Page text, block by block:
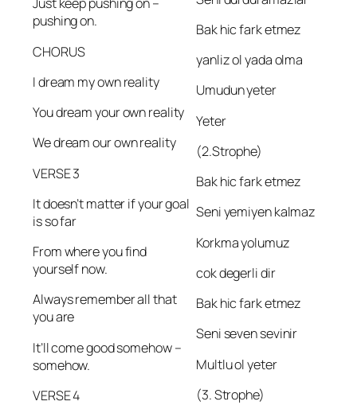
pushing on.
CHORUS
I dream my own reality
You dream your own reality
We dream our own reality
VERSE 3
It doesn’t matter if your goal
is so far
From where you find
yourself now.
Always remember all that
you are
It’ll come good somehow –
somehow.
VERSE 4
Bak hic fark etmez
yanliz ol yada olma
Umudun yeter
Yeter
(2.Strophe)
Bak hic fark etmez
Seni yemiyen kalmaz
Korkma yolumuz
cok degerli dir
Bak hic fark etmez
Seni seven sevinir
Multlu ol yeter
(3. Strophe)